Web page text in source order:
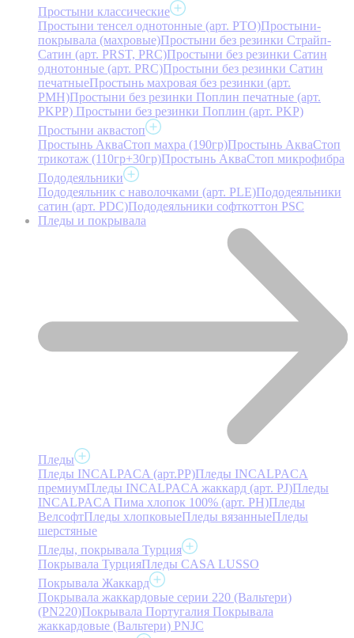
Простыни классические
Простыни тенсел однотонные (арт. PTO)Простыни-
покрывала (махровые)Простыни без резинки Страйп-
Сатин (арт. PRST, PRC)Простыни без резинки Сатин
однотонные (арт. PRC)Простыни без резинки Сатин
печатныеПростынь махровая без резинки (арт.
PMH)Простыни без резинки Поплин печатные (арт.
PKPP) Простыни без резинки Поплин (арт. PKP)
Простыни аквастоп
Простынь АкваСтоп махра (190гр)Простынь АкваСтоп
трикотаж (110гр+30гр)Простынь АкваСтоп микрофибра
Пододеяльники
Пододеяльник с наволочками (арт. PLE)Пододеяльники
сатин (арт. PDC)Пододеяльники софткоттон PSC
Пледы и покрывала
Пледы
Пледы INCALPACA (арт.PP)Пледы INCALPACA
премиумПледы INCALPACA жаккард (арт. PJ)Пледы
INCALPACA Пима хлопок 100% (арт. PH)Пледы
ВелсофтПледы хлопковыеПледы вязанныеПледы
шерстяные
Пледы, покрывала Турция
Покрывала ТурцияПледы CASA LUSSO
Покрывала Жаккард
Покрывала жаккардовые серии 220 (Вальтери)
(PN220)Покрывала Португалия Покрывала
жаккардовые (Вальтери) PNJC